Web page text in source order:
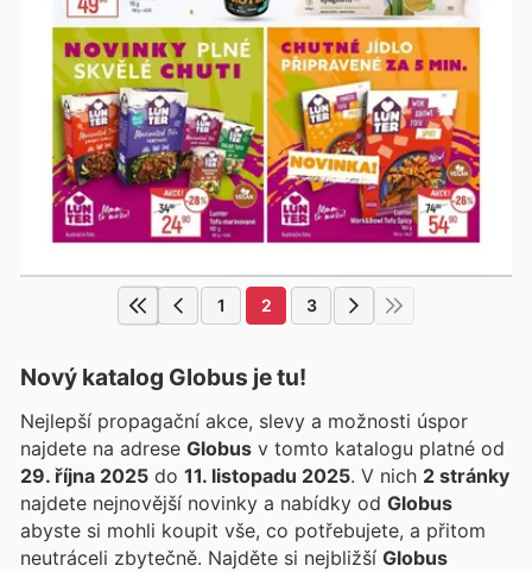
1 2 3
Nový katalog Globus je tu!
Nejlepší propagační akce, slevy a možnosti úspor
najdete na adrese Globus v tomto katalogu platné od
29. října 2025 do 11. listopadu 2025 . V nich 2 stránky
najdete nejnovější novinky a nabídky od Globus
abyste si mohli koupit vše, co potřebujete, a přitom
neutráceli zbytečně. Najděte si nejbližší Globus